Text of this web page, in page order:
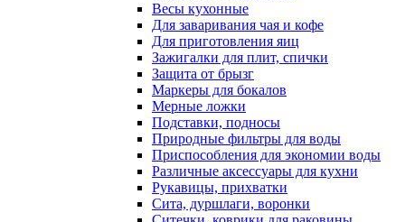
Весы кухонные
Для заваривания чая и кофе
Для приготовления яиц
Зажигалки для плит, спички
Защита от брызг
Маркеры для бокалов
Мерные ложки
Подставки, подносы
Природные фильтры для воды
Приспособления для экономии воды
Различные аксессуары для кухни
Рукавицы, прихватки
Сита, дуршлаги, воронки